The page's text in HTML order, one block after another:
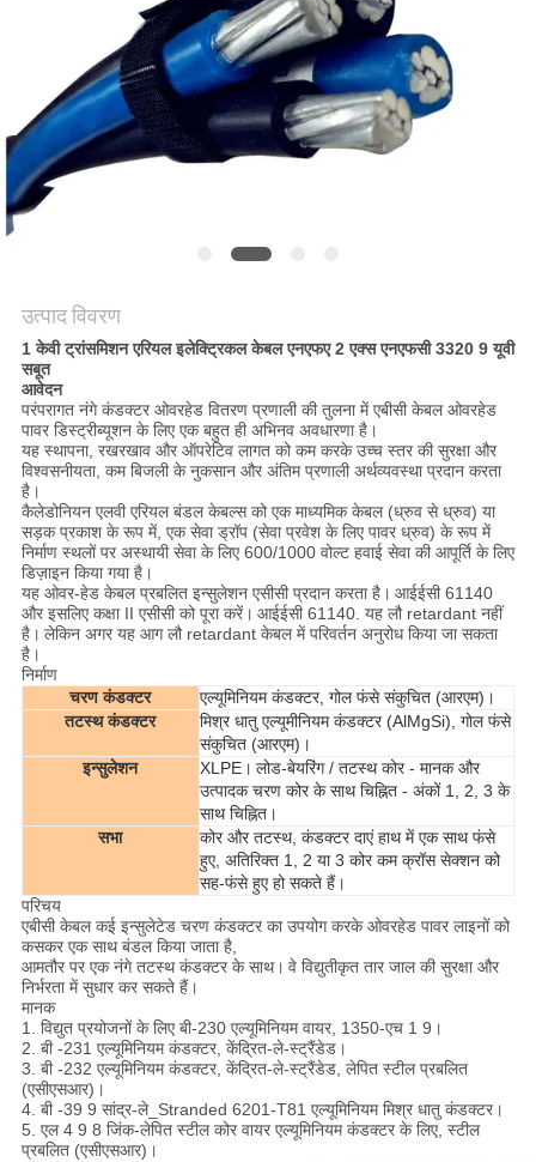
BLOG
एक
बोली
NEWS
साइटमैप
गोपनीयता
नीति
उत्पाद विवरण
1 केवी ट्रांसमिशन एरियल इलेक्ट्रिकल केबल एनएफए 2 एक्स एनएफसी 3320 9 यूवी
सबूत
आवेदन
परंपरागत नंगे कंडक्टर ओवरहेड वितरण प्रणाली की तुलना में एबीसी केबल ओवरहेड
पावर डिस्ट्रीब्यूशन के लिए एक बहुत ही अभिनव अवधारणा है।
यह स्थापना, रखरखाव और ऑपरेटिव लागत को कम करके उच्च स्तर की सुरक्षा और
विश्वसनीयता, कम बिजली के नुकसान और अंतिम प्रणाली अर्थव्यवस्था प्रदान करता
है।
कैलेडोनियन एलवी एरियल बंडल केबल्स को एक माध्यमिक केबल (ध्रुव से ध्रुव) या
सड़क प्रकाश के रूप में, एक सेवा ड्रॉप (सेवा प्रवेश के लिए पावर ध्रुव) के रूप में
निर्माण स्थलों पर अस्थायी सेवा के लिए 600/1000 वोल्ट हवाई सेवा की आपूर्ति के लिए
डिज़ाइन किया गया है।
यह ओवर-हेड केबल प्रबलित इन्सुलेशन एसीसी प्रदान करता है। आईईसी 61140
और इसलिए कक्षा II एसीसी को पूरा करें। आईईसी 61140. यह लौ retardant नहीं
है। लेकिन अगर यह आग लौ retardant केबल में परिवर्तन अनुरोध किया जा सकता
है।
निर्माण
चरण कंडक्टर
एल्यूमिनियम कंडक्टर, गोल फंसे संकुचित (आरएम)।
तटस्थ कंडक्टर
मिश्र धातु एल्यूमीनियम कंडक्टर (AlMgSi), गोल फंसे
संकुचित (आरएम)।
इन्सुलेशन
XLPE। लोड-बेयरिंग / तटस्थ कोर - मानक और
उत्पादक चरण कोर के साथ चिह्नित - अंकों 1, 2, 3 के
साथ चिह्नित।
सभा
कोर और तटस्थ, कंडक्टर दाएं हाथ में एक साथ फंसे
हुए, अतिरिक्त 1, 2 या 3 कोर कम क्रॉस सेक्शन को
सह-फंसे हुए हो सकते हैं।
परिचय
एबीसी केबल कई इन्सुलेटेड चरण कंडक्टर का उपयोग करके ओवरहेड पावर लाइनों को
कसकर एक साथ बंडल किया जाता है,
आमतौर पर एक नंगे तटस्थ कंडक्टर के साथ। वे विद्युतीकृत तार जाल की सुरक्षा और
निर्भरता में सुधार कर सकते हैं।
मानक
1. विद्युत प्रयोजनों के लिए बी-230 एल्यूमिनियम वायर, 1350-एच 1 9।
2. बी -231 एल्यूमिनियम कंडक्टर, केंद्रित-ले-स्ट्रैंडेड।
3. बी -232 एल्यूमिनियम कंडक्टर, केंद्रित-ले-स्ट्रैंडेड, लेपित स्टील प्रबलित
(एसीएसआर)।
4. बी -39 9 सांद्र-ले_Stranded 6201-T81 एल्यूमिनियम मिश्र धातु कंडक्टर।
5. एल 4 9 8 जिंक-लेपित स्टील कोर वायर एल्यूमिनियम कंडक्टर के लिए, स्टील
प्रबलित (एसीएसआर)।